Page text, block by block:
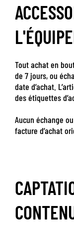
Tout achat en
de 7 jours, ou
date d’achat.
des étiquettes
Aucun échange
facture d’achat